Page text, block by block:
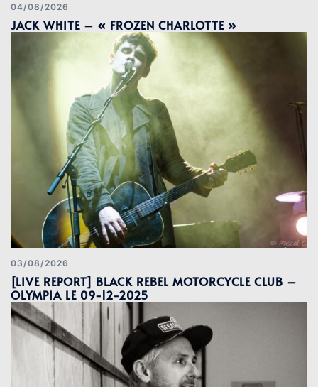
04/08/2026
JACK WHITE – « FROZEN CHARLOTTE »
03/08/2026
[LIVE REPORT] BLACK REBEL MOTORCYCLE CLUB –
OLYMPIA LE 09-12-2025